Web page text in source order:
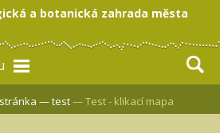
a botanická zahrada města
—test— Test - klikací mapa